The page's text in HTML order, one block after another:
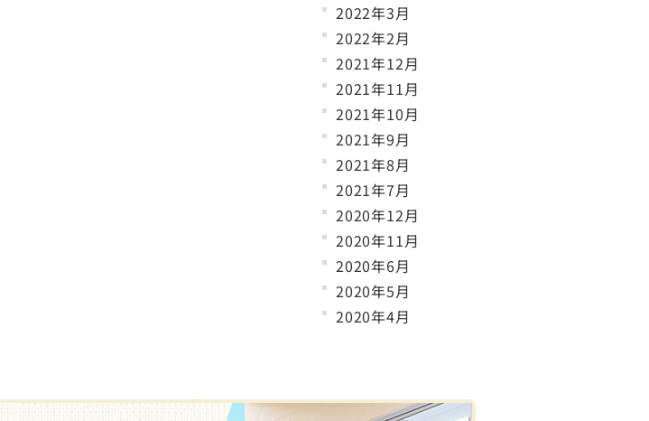
2022年3月
2022年2月
2021年12月
2021年11月
2021年10月
2021年9月
2021年8月
2021年7月
2020年12月
2020年11月
2020年6月
2020年5月
2020年4月